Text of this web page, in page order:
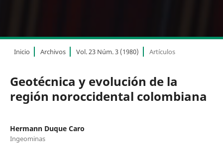
Inicio Archivos Vol. 23 Núm. 3 (1980) Artículos
Geotécnica y evolución de la
región noroccidental colombiana
Hermann Duque Caro
Ingeominas